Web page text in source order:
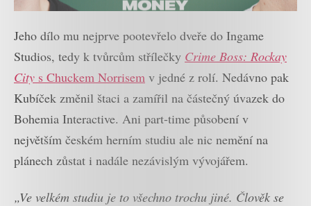
Jeho dílo mu nejprve pootevřelo dveře do Ingame
Studios, tedy k tvůrcům střílečky Crime Boss: Rockay
City s Chuckem Norrisem v jedné z rolí. Nedávno pak
Kubíček změnil štaci a zamířil na částečný úvazek do
Bohemia Interactive. Ani part-time působení v
největším českém herním studiu ale nic nemění na
plánech zůstat i nadále nezávislým vývojářem.
„Ve velkém studiu je to všechno trochu jiné. Člověk se